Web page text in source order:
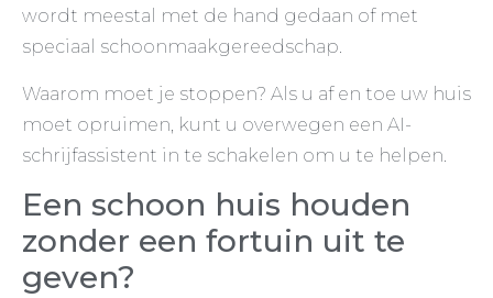
wordt meestal met de hand gedaan of met
speciaal schoonmaakgereedschap.
Waarom moet je stoppen? Als u af en toe uw huis
moet opruimen, kunt u overwegen een AI-
schrijfassistent in te schakelen om u te helpen.
Een schoon huis houden
zonder een fortuin uit te
geven?